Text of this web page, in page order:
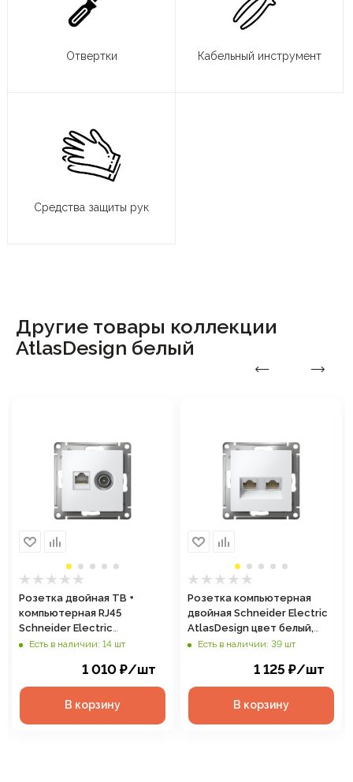
Отвертки Кабельный инструмент
Средства защиты рук
Другие товары коллекции
AtlasDesign белый
Розетка двойная ТВ +
компьютерная RJ45
Schneider Electric
AtlasDesign цвет белый,
Есть в наличии: 14 шт
1 010 ₽/шт
В корзину
Розетка компьютерная
двойная Schneider Electric
AtlasDesign цвет белый,
арт. ATN000185
Есть в наличии: 39 шт
1 125 ₽/шт
В корзину